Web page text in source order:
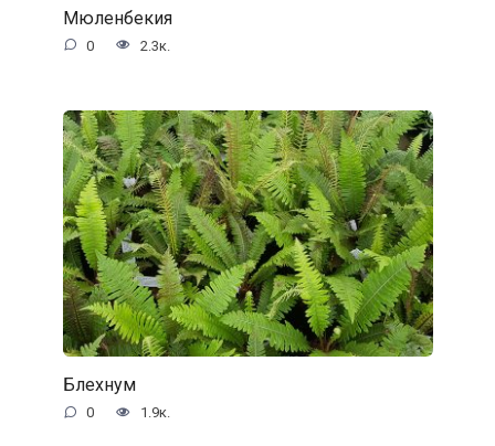
Мюленбекия
0 2.3к.
Блехнум
0 1.9к.